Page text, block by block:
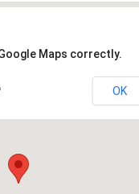
Maps correctly.
OK